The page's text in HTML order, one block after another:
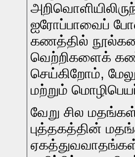
ஐரோப்பாவைப்
கணத்தில்
வெற்றிகளைக்
செய்கிறோம்,
மற்றும்
வேறு சில
புத்தகத்தின்